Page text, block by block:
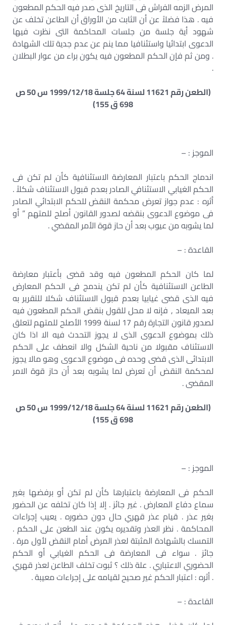
المرض الزمه الفراش فى التاريخ الذى صدر فيه الحكم المطعون
فيه . هذا فضلاً عن أن الثابت من الأوراق أن الطاعن تخلف عن
شهود أية جلسة من جلسات المحاكمة التى نظرت فيها
الدعوى ابتدائيا واستئنافيا مما ينم عن عدم جدية تلك الشهادة
. ومن ثم فإن الحكم المطعون فيه يكون براء من عوار البطلان
.
(الطعن رقم 11621 لسنة 64 جلسة 1999/12/18 س 50 ص
698 ق 155)
الموجز : –
اندماج الحكم باعتبار المعارضة الاستئنافية كأن لم تكن فى
الحكم الغيابي الاستئنافي الصادر بعدم قبول الاستئناف شكلاً .
أثره : عدم جواز تعرض محكمة النقض للحكم الابتدائي الصادر
فى موضوع الدعوى بنقضه لصدور القانون أصلح للمتهم ” أو
لما يشوبه من عيوب بعد أن حاز قوة الأمر المقضي .
القاعدة : –
لما كان الحكم المطعون فيه وقد قضى بأعتبار معارضة
الطاعن الاستئنافية كأن لم تكن يندمج فى الحكم المعارض
فيه الذى قضى غيابيا بعدم قبول الاستئناف شكلا للتقرير به
بعد الميعاد , فإنه لا محل للقول بنقض الحكم المطعون فيه
لصدور قانون التجارة رقم 17 لسنة 1999 الأصلح للمتهم لتعلق
ذلك بموضوع الدعوى الذى لا يجوز التحدث فيه الا اذا كان
الاستئناف مقبولا من ناحية الشكل والا انعطف على الحكم
الابتدائى الذى قضى وحده فى موضوع الدعوى وهو مالا يجوز
لمحكمة النقض أن تعرض لما يشوبه بعد أن حاز قوة الامر
المقضى .
(الطعن رقم 11621 لسنة 64 جلسة 1999/12/18 س 50 ص
698 ق 155)
الموجز : –
الحكم فى المعارضة باعتبارها كأن لم تكن أو برفضها بغير
سماع دفاع المعارض . غير جائز . إلا إذا كان تخلفه عن الحضور
بغير عذر . قيام عذر قهري حال دون حضوره . يعيب إجراءات
المحاكمة . نظر العذر وتقديره يكون عند الطعن على الحكم .
التمسك بالشهادة المثبتة لعذر المرض أمام النقض لأول مرة .
جائز . سواء فى المعارضة فى الحكم الغيابي أو الحكم
الحضوري الاعتباري . علة ذلك ؟ ثبوت تخلف الطاعن لعذر قهري
. أثره : اعتبار الحكم غير صحيح لقيامه على إجراءات معيبة .
القاعدة : –